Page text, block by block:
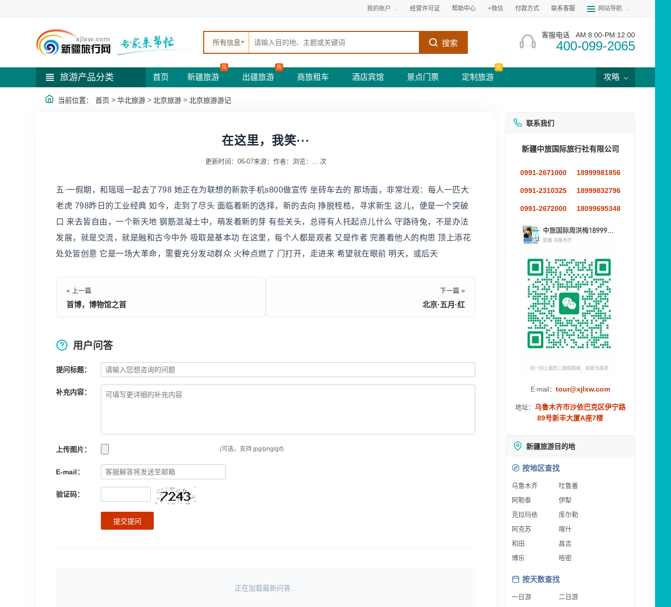
我的账户 经营许可证 帮助中心 +微信 付款方式 联系客服 网站导航
所有信息 搜索
客服电话 AM:8:00-PM:12:00
400-099-2065
旅游产品分类 首页 新疆旅游
热
出疆旅游
热
商旅租车 酒店宾馆 景点门票 定制旅游
新
攻略
当前位置： 首页 > 华北旅游 > 北京旅游 > 北京旅游游记
在这里，我笑···
更新时间：06-07来源： 作者： 浏览： ... 次
五·一假期，和瑶瑶一起去了798 她正在为联想的新款手机s800做宣传 坐砖车去的 那场面，非常壮观：每人一匹大
老虎 798昨日的工业经典 如今，走到了尽头 面临着新的选择，新的去向 挣脱桎梏，寻求新生 这儿，便是一个突破
口 来去皆自由，一个新天地 钢筋混凝土中，萌发着新的芽 有些关头，总得有人托起点儿什么 守路待兔，不是办法
发展，就是交流，就是融和古今中外 吸取是基本功 在这里，每个人都是观者 又是作者 完善着他人的构思 顶上添花
处处皆创意 它是一场大革命，需要充分发动群众 火种点燃了 门打开，走进来 希望就在眼前 明天，或后天
« 上一篇
首博，博物馆之首
下一篇 »
北京·五月·红
用户问答
提问标题：
补充内容：
上传图片： (可选，支持 jpg/png/gif)
E-mail：
验证码：
提交提问
正在加载最新问答...
联系我们
新疆中旅国际旅行社有限公司
0991-2671000 18999981856
0991-2310325 18999832796
0991-2672000 18099695348
E-mail： tour@xjlxw.com
地址： 乌鲁木齐市沙依巴克区伊宁路
89号新丰大厦A座7楼
新疆旅游目的地
按地区查找
乌鲁木齐
吐鲁番
阿勒泰
伊犁
克拉玛依
库尔勒
阿克苏
喀什
和田
昌吉
博乐
哈密
按天数查找
一日游
二日游